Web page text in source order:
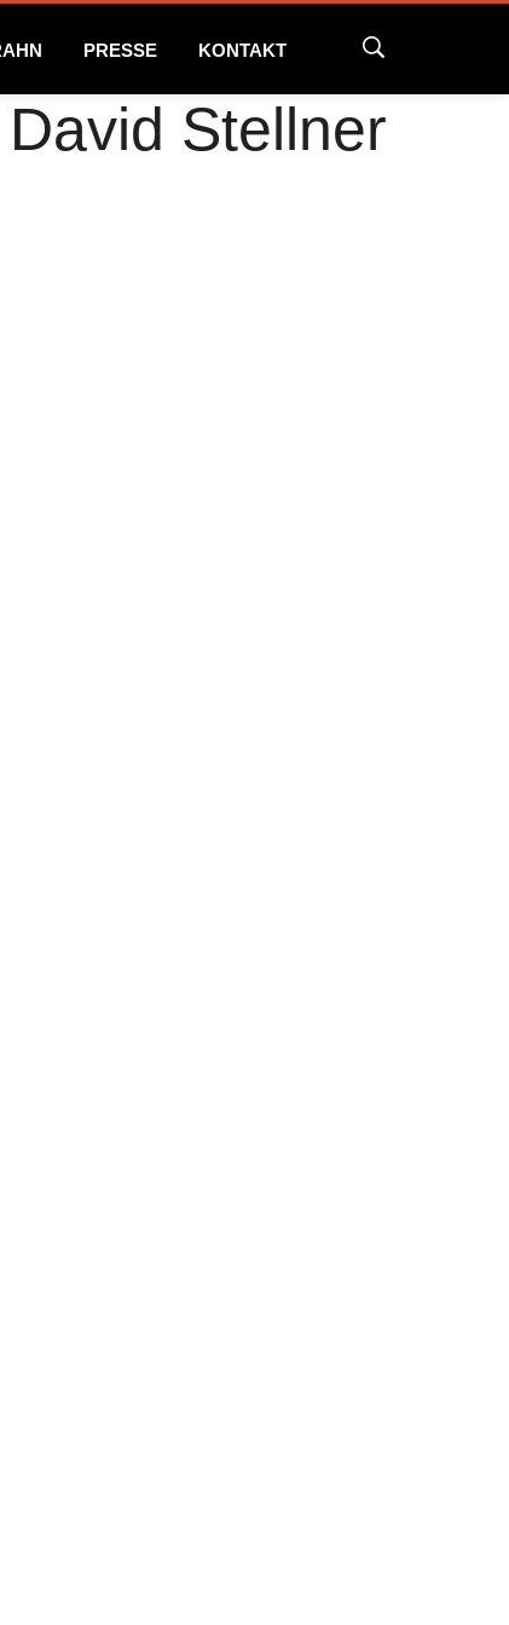
PRESSE KONTAKT
Stellner